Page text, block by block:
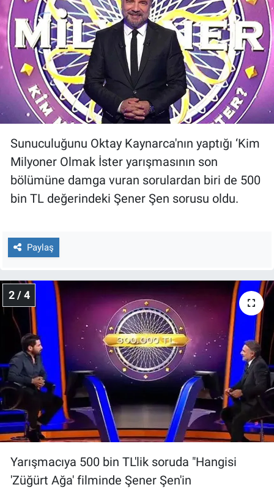
Sunuculuğunu Oktay Kaynarca'nın yaptığı ‘Kim
Milyoner Olmak İster yarışmasının son
bölümüne damga vuran sorulardan biri de 500
bin TL değerindeki Şener Şen sorusu oldu.
Paylaş
2 / 4
Yarışmacıya 500 bin TL'lik soruda "Hangisi
'Züğürt Ağa' filminde Şener Şen'in
Gündem Özel
Günün görüntüsü
Haber
İlan
Kimdir
Koronavirüs
Ne demişti
Nedir
Popüler
Programlar
Sağlık
Teknoloji
Türkiye'nin Geleceği